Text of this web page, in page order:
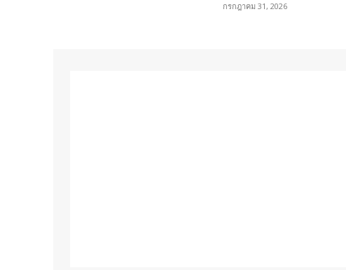
กรกฎาคม 31, 2026